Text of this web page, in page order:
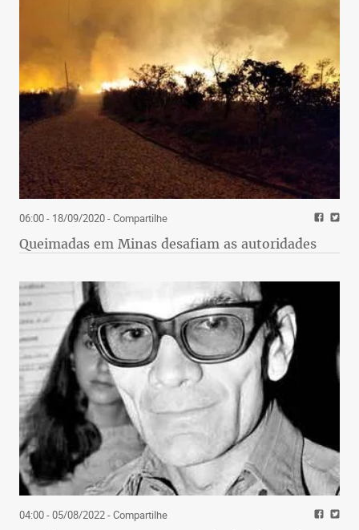
06:00 - 18/09/2020- Compartilhe
Queimadas em Minas desafiam as autoridades
04:00 - 05/08/2022- Compartilhe